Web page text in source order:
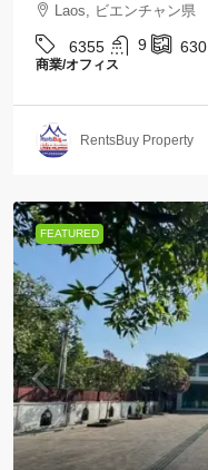
Laos, ビエンチャン県
6355 9 630
商業/オフィス
RentsBuy Property
FEATURED